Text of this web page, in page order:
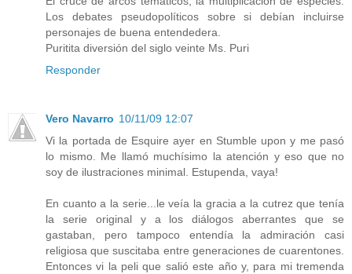
Los debates pseudopolíticos sobre si debían incluirse
personajes de buena entendedera.
Puritita diversión del siglo veinte Ms. Puri
Responder
Vero Navarro 10/11/09 12:07
Vi la portada de Esquire ayer en Stumble upon y me pasó
lo mismo. Me llamó muchísimo la atención y eso que no
soy de ilustraciones minimal. Estupenda, vaya!
En cuanto a la serie...le veía la gracia a la cutrez que tenía
la serie original y a los diálogos aberrantes que se
gastaban, pero tampoco entendía la admiración casi
religiosa que suscitaba entre generaciones de cuarentones.
Entonces vi la peli que salió este año y, para mi tremenda